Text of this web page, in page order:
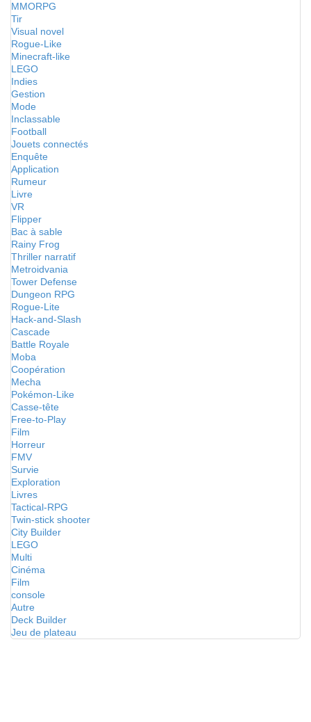
MMORPG
Tir
Visual novel
Rogue-Like
Minecraft-like
LEGO
Indies
Gestion
Mode
Inclassable
Football
Jouets connectés
Enquête
Application
Rumeur
Livre
VR
Flipper
Bac à sable
Rainy Frog
Thriller narratif
Metroidvania
Tower Defense
Dungeon RPG
Rogue-Lite
Hack-and-Slash
Cascade
Battle Royale
Moba
Coopération
Mecha
Pokémon-Like
Casse-tête
Free-to-Play
Film
Horreur
FMV
Survie
Exploration
Livres
Tactical-RPG
Twin-stick shooter
City Builder
LEGO
Multi
Cinéma
Film
console
Autre
Deck Builder
Jeu de plateau